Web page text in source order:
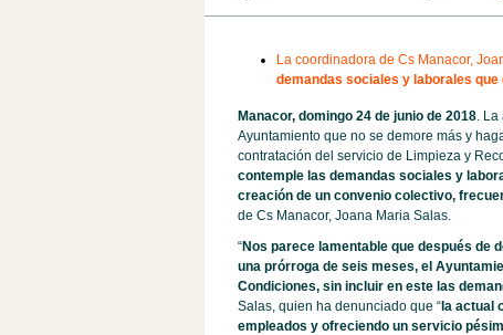
La coordinadora de Cs Manacor,
demandas sociales y laborales
Manacor, domingo 24 de junio de 2018. La
Ayuntamiento que no se demore más y
contratación del servicio de Limpieza y
contemple las demandas sociales y
creación de un convenio colectivo,
de Cs Manacor, Joana Maria Salas.
“Nos parece lamentable que después de
una prórroga de seis meses, el
Condiciones, sin incluir en este las
Salas, quien ha denunciado que “la actual
empleados y ofreciendo un servicio